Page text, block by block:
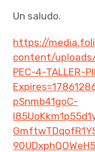
Un saludo.
https://
content/
PEC-4-TALLER-
pSnmb41goC-